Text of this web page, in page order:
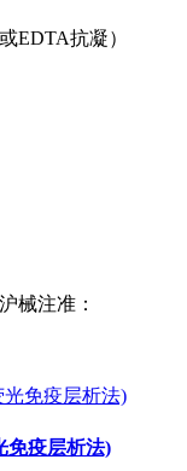
EDTA抗凝）
械注准：
免疫层析法)